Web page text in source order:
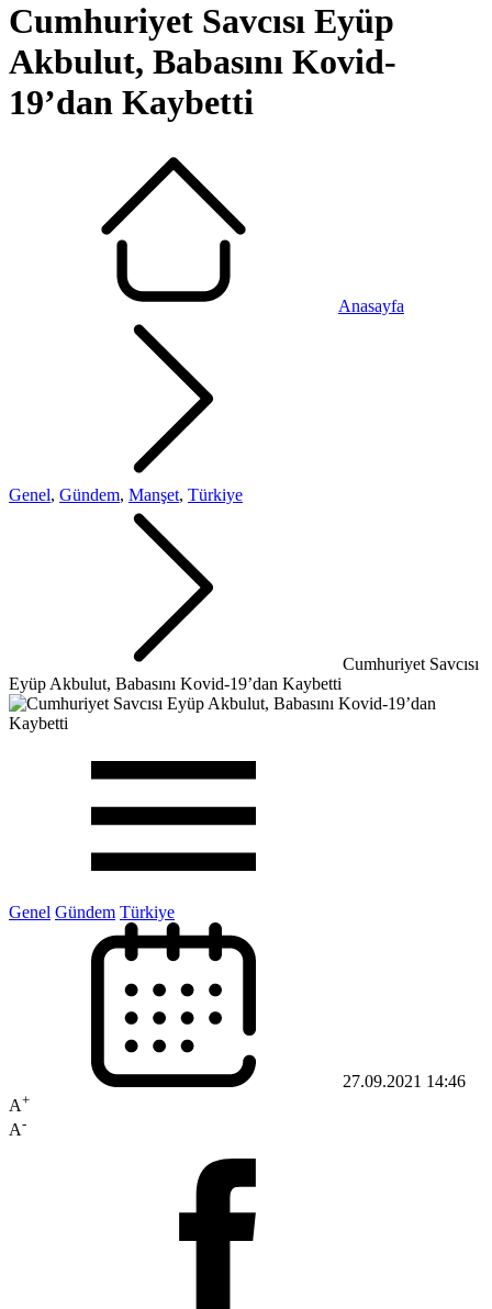
Cumhuriyet Savcısı Eyüp
Akbulut, Babasını Kovid-
19’dan Kaybetti
Anasayfa
Genel, Gündem, Manşet, Türkiye
Cumhuriyet Savcısı
Eyüp Akbulut, Babasını Kovid-19’dan Kaybetti
Genel Gündem Türkiye
27.09.2021 14:46
A+
A-